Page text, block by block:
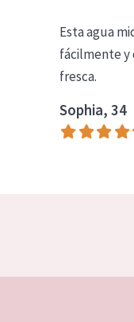
Esta agua
fácilmente y
fresca.
Sophia, 34